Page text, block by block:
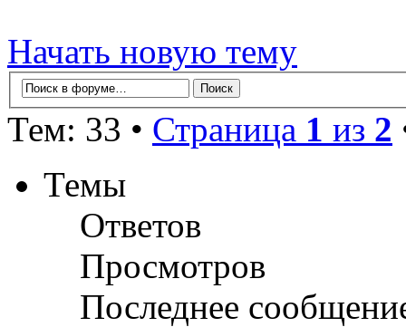
Начать новую тему
Тем: 33 • Страница 1 из 2
Темы
Ответов
Просмотров
Последнее